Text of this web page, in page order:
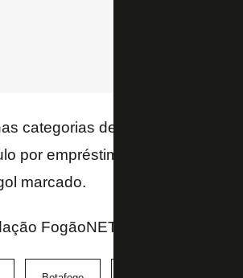
categorias de base do
por empréstimo junto ao
marcado.
FogãoNET, Twitter do